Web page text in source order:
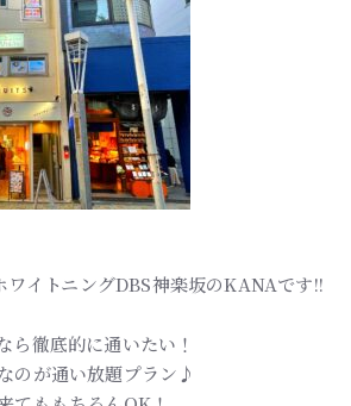
ワイトニングDBS神楽坂のKANAです!!
ら徹底的に通いたい！
のが通い放題プラン♪